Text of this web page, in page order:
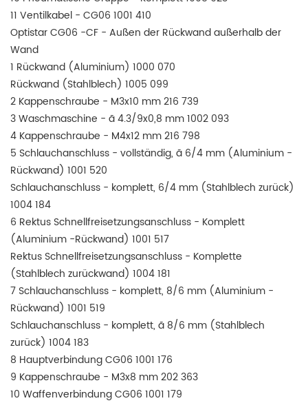
11 Ventilkabel - CG06 1001 410
Optistar CG06 -CF - Außen der Rückwand außerhalb der
Wand
1 Rückwand (Aluminium) 1000 070
Rückwand (Stahlblech) 1005 099
2 Kappenschraube - M3x10 mm 216 739
3 Waschmaschine - ã 4.3/9x0,8 mm 1002 093
4 Kappenschraube - M4x12 mm 216 798
5 Schlauchanschluss - vollständig, ã 6/4 mm (Aluminium -
Rückwand) 1001 520
Schlauchanschluss - komplett, 6/4 mm (Stahlblech zurück)
1004 184
6 Rektus Schnellfreisetzungsanschluss - Komplett
(Aluminium -Rückwand) 1001 517
Rektus Schnellfreisetzungsanschluss - Komplette
(Stahlblech zurückwand) 1004 181
7 Schlauchanschluss - komplett, 8/6 mm (Aluminium -
Rückwand) 1001 519
Schlauchanschluss - komplett, ã 8/6 mm (Stahlblech
zurück) 1004 183
8 Hauptverbindung CG06 1001 176
9 Kappenschraube - M3x8 mm 202 363
10 Waffenverbindung CG06 1001 179